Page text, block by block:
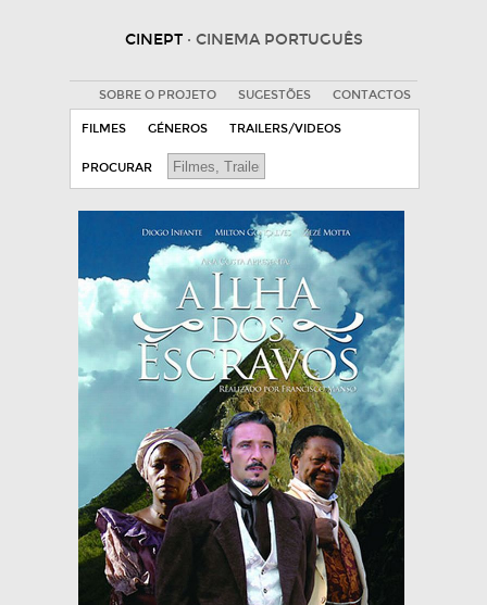
CINEPT · CINEMA PORTUGUÊS
SOBRE O PROJETO SUGESTÕES CONTACTOS
FILMES GÉNEROS TRAILERS/VIDEOS
PROCURAR